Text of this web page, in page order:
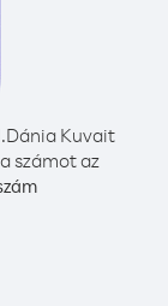
Dánia Kuvait
számot az